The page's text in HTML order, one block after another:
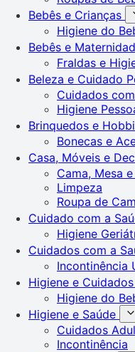
Bebês e Crianças
Higiene do
Bebês e
Fraldas e
Beleza e Cuidado
Cuidados
Higiene
Brinquedos e
Bonecas e
Casa, Móveis e
Cama, Mesa
Limpeza
Roupa de
Cuidado com a
Higiene
Cuidados com a
Incontinência
Higiene e
Higiene do
Higiene e Saúde
Cuidados
Incontinência